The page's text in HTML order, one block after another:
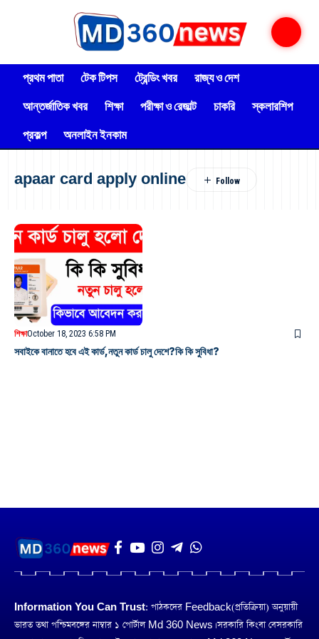
প্রথম পাতা টেক টিপস ট্রেন্ডিং খবর
রাজ্য ও দেশ
আন্তর্জাতিক খবর
শিক্ষা পরীক্ষা ও রেজাল্ট চাকরি
স্কলারশিপ
প্রকল্প
অনলাইন ইনকাম
apaar card apply online
শিক্ষাOctober 18, 2023 6:58 PM
সবাইকে বানাতে হবে এই কার্ড,নতুন কার্ড চালু দেশে?কি কি সুবিধা?
Information You Can Trust: পাঠকদের Feedback(প্রতিক্রিয়া) অনুয়ায়ী
ভারত তথা পশ্চিমবঙ্গের নাম্বার ১ পোর্টাল Md 360 News। সরকারি কিংবা বেসরকারি